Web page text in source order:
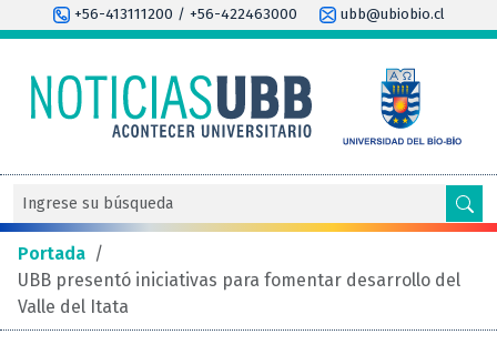
+56-413111200 / +56-422463000 ubb@ubiobio.cl
Portada /
UBB presentó iniciativas para fomentar desarrollo del
Valle del Itata